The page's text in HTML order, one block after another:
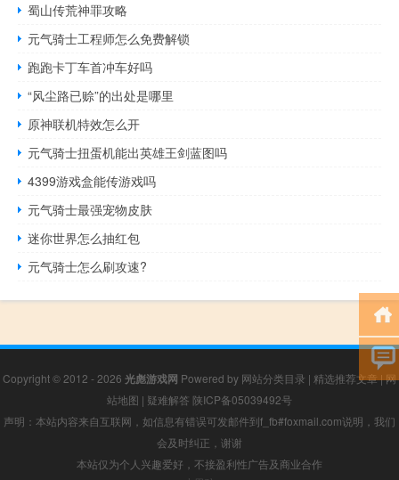
蜀山传荒神罪攻略
元气骑士工程师怎么免费解锁
跑跑卡丁车首冲车好吗
“风尘路已赊”的出处是哪里
原神联机特效怎么开
元气骑士扭蛋机能出英雄王剑蓝图吗
4399游戏盒能传游戏吗
元气骑士最强宠物皮肤
迷你世界怎么抽红包
元气骑士怎么刷攻速?
Copyright © 2012 - 2026 光彪游戏网 Powered by 网站分类目录 | 精选推荐文章|网
站地图 | 疑难解答 陕ICP备05039492号
声明：本站内容来自互联网，如信息有错误可发邮件到f_fb#foxmail.com说明，我们
会及时纠正，谢谢
本站仅为个人兴趣爱好，不接盈利性广告及商业合作